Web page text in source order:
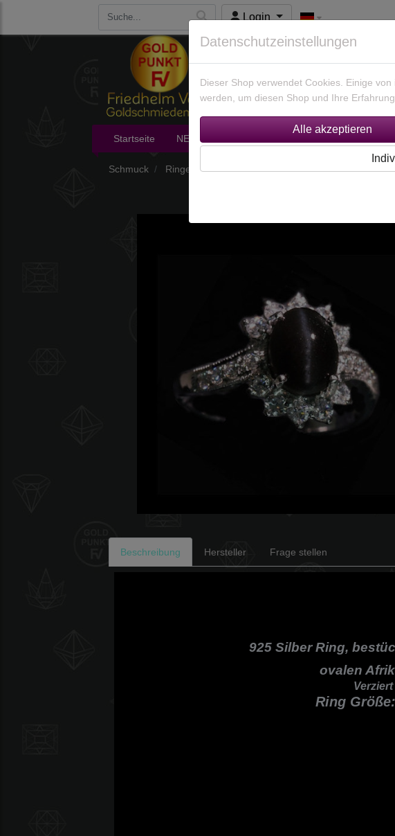
Login
Startseite NEU im Shop 925 Silber
Schmuck Ringe Ringe nach Größen Größe 54,5(Ø
Beschreibung Hersteller Frage stellen
925 Silber Ring,
ovalen
Ring
Datenschutzeinstellungen
Dieser Shop verwendet Cookies. Einige
werden, um diesen Shop und Ihre